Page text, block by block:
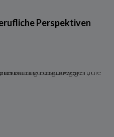
Perspektiven